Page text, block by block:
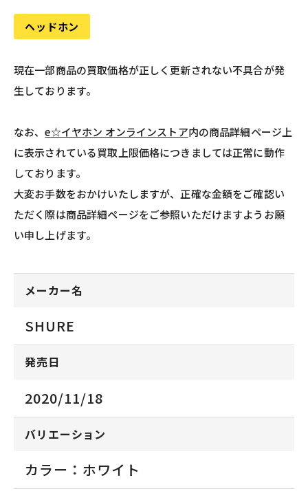
ヘッドホン
現在一部商品の買取価格が正しく更新されない不具合が発
生しております。
なお、e☆イヤホン オンラインストア内の商品詳細ページ上
に表示されている買取上限価格につきましては正常に動作
しております。
大変お手数をおかけいたしますが、正確な金額をご確認い
ただく際は商品詳細ページをご参照いただけますようお願
い申し上げます。
メーカー名
SHURE
発売日
2020/11/18
バリエーション
カラー：ホワイト